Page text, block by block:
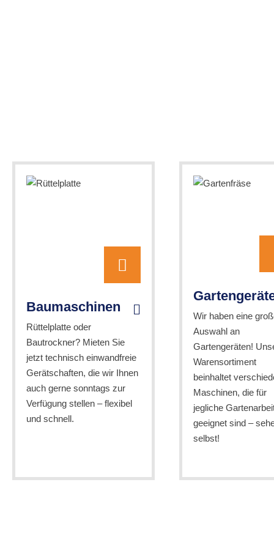
Baumaschinen
Rüttelplatte oder
Bautrockner? Mieten Sie
jetzt technisch einwandfreie
Gerätschaften, die wir Ihnen
auch gerne sonntags zur
Verfügung stellen – flexibel
und schnell.
Wir haben eine
Auswahl an
Gartengeräten!
Warensortiment
beinhaltet
Maschinen, die für
jegliche
geeignet sind –
selbst!